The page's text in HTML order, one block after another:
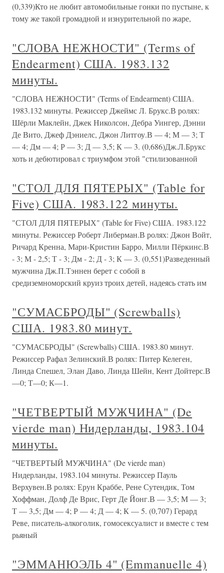
(0,339)Кто не любит автомобильные гонки по пустыне, к
тому же такой громадной и изнурительной по жаре,
"СЛОВА НЕЖНОСТИ" (Terms of
Endearment) США. 1983.132
минуты.
"СЛОВА НЕЖНОСТИ" (Terms of Endearment) США.
1983.132 минуты. Режиссер Джеймс Л. Брукс.В ролях:
Шёрли Маклейн, Джек Николсон, Дебра Уингер, Дэнни
Де Вито, Джеф Дэниелс, Джон Литгоу.В — 4; М — 3; Т
— 4; Дм — 4; Р — 3; Д — 3,5; К — 3. (0,686)Дж.Л.Брукс
хоть и дебютировал с триумфом этой "стилизованной
"СТОЛ ДЛЯ ПЯТЕРЫХ" (Table for
Five) США. 1983.122 минуты.
"СТОЛ ДЛЯ ПЯТЕРЫХ" (Table for Five) США. 1983.122
минуты. Режиссер Роберт Либерман.В ролях: Джон Войт,
Ричард Кренна, Мари-Кристин Барро, Милли Пёркинс.В
- 3; М - 2,5; Т - 3; Дм - 2; Д - 3; К — 3. (0,551)Разведенный
мужчина Дж.П.Тэннен берет с собой в
средиземноморский круиз троих детей, надеясь стать им
"СУМАСБРОДЫ" (Screwballs)
США. 1983.80 минут.
"СУМАСБРОДЫ" (Screwballs) США. 1983.80 минут.
Режиссер Рафал Зелинский.В ролях: Питер Келеген,
Линда Спешел, Элан Даво, Линда Шейн, Кент Дойтерс.В
—0; Т—0; К—1.
"ЧЕТВЕРТЫЙ МУЖЧИНА" (De
vierde man) Нидерланды, 1983.104
минуты.
"ЧЕТВЕРТЫЙ МУЖЧИНА" (De vierde man)
Нидерланды, 1983.104 минуты. Режиссер Пауль
Верхувен.В ролях: Ерун Краббе, Рене Сутендик, Том
Хоффман, Долф Де Врис, Герт Де Йонг.В — 3,5; М — 3;
Т — 3,5; Дм — 4; Р — 4; Д — 4; К — 5. (0,707) Герард
Реве, писатель-алкоголик, гомосексуалист и вместе с тем
рьяный
"ЭММАНЮЭЛЬ 4" (Emmanuelle 4)